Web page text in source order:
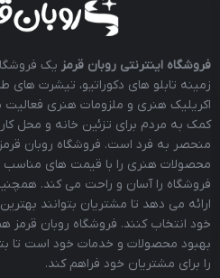
فروشگاه اینترنتی روبان قرمز یک
زمینه تابلو های دکوراتیو، تیشرت های
اکریلیک هنری و ملزومات هنری
کمک به مردم برای تزئین خانه و محل کار
منحصر به فرد است. فروشگاه روبان
محصولات هنری را با قیمت های مناسب
فروشگاه را آسان و راحت می کند.
ارائه می دهد تا مشتریان بتوانند
خود انتخاب کنند. فروشگاه روبان
بهبود محصولات و خدمات خود است تا
را برای مشتریان خود فراهم کند.